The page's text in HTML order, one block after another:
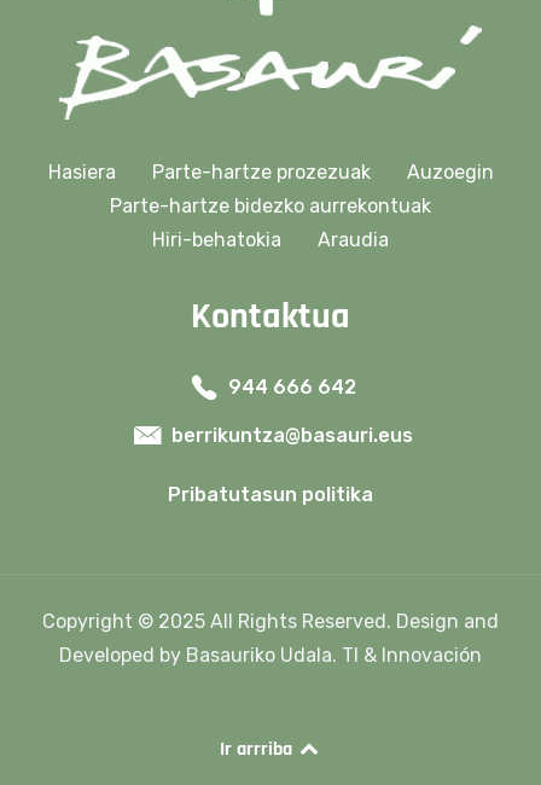
Parte-hartze prozezuak
Parte-hartze bidezko aurrekontuak
Hiri-behatokia
Araudia
Kontaktua
944 666 642
Pribatutasun politika
Developed by Basauriko Udala. TI & Innovación